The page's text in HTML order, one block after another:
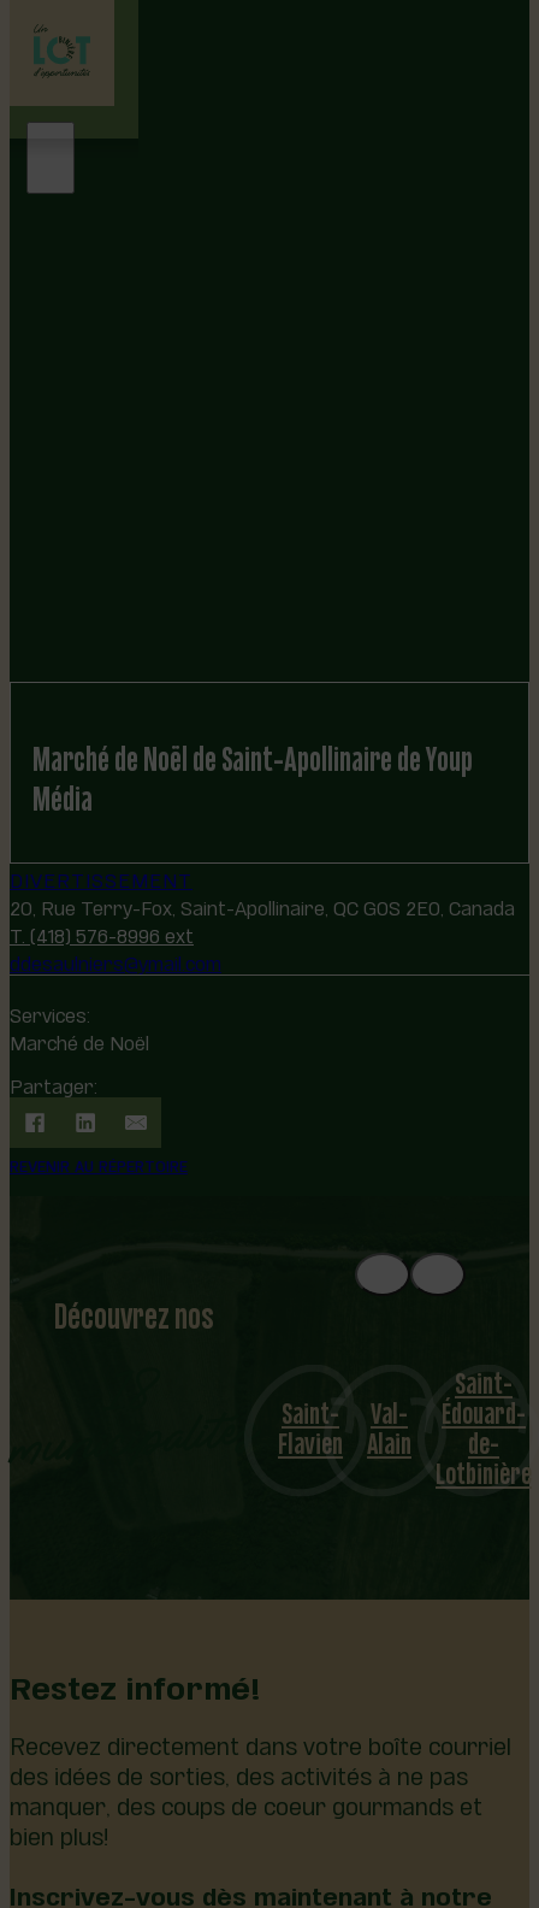
Marché de Noël de Saint-Apollinaire de Youp
Média
DIVERTISSEMENT
20, Rue Terry-Fox, Saint-Apollinaire, QC G0S 2E0, Canada
T. (418) 576-8996 ext
ddesaulniers@ymail.com
Services:
Marché de Noël
Partager:
REVENIR AU RÉPERTOIRE
Découvrez nos
nicipalités Saint-
Flavien
Val-
Alain
Saint-
Édouard-
de-
Lotbinière
Restez informé!
Recevez directement dans votre boîte courriel
des idées de sorties, des activités à ne pas
manquer, des coups de coeur gourmands et
bien plus!
Inscrivez-vous dès maintenant à notre